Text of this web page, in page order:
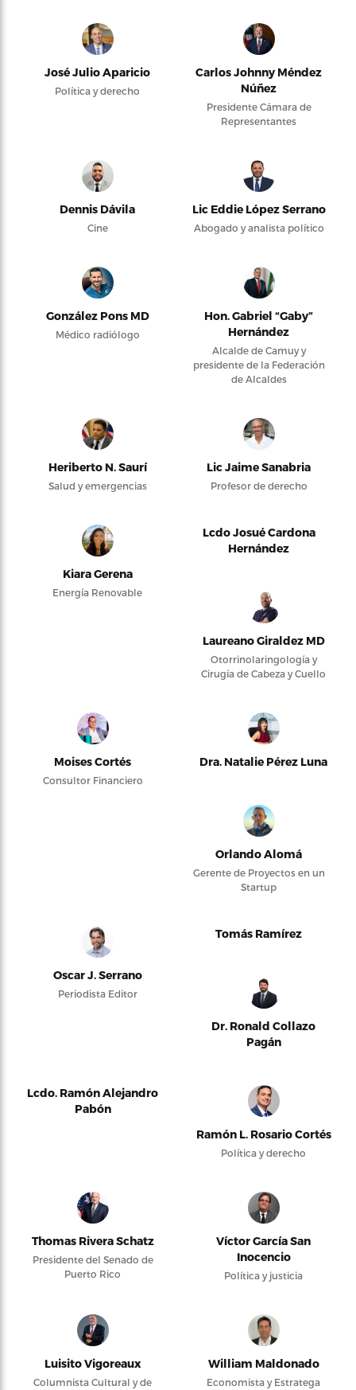
José Julio Aparicio
Política y derecho
Carlos Johnny Méndez
Núñez
Presidente Cámara de
Representantes
Dennis Dávila
Cine
Lic Eddie López Serrano
Abogado y analista político
González Pons MD
Médico radiólogo
Hon. Gabriel “Gaby”
Hernández
Alcalde de Camuy y
presidente de la Federación
de Alcaldes
Heriberto N. Saurí
Salud y emergencias
Lic Jaime Sanabria
Profesor de derecho
Kiara Gerena
Energía Renovable
Lcdo Josué Cardona
Hernández
Laureano Giraldez MD
Otorrinolaringología y
Cirugía de Cabeza y Cuello
Moises Cortés
Consultor Financiero
Dra. Natalie Pérez Luna
Orlando Alomá
Gerente de Proyectos en un
Startup
Oscar J. Serrano
Periodista Editor
Tomás Ramírez
Dr. Ronald Collazo
Pagán
Lcdo. Ramón Alejandro
Pabón
Ramón L. Rosario Cortés
Política y derecho
Thomas Rivera Schatz
Presidente del Senado de
Puerto Rico
Víctor García San
Inocencio
Política y justicia
Luisito Vigoreaux
Columnista Cultural y de
William Maldonado
Economista y Estratega